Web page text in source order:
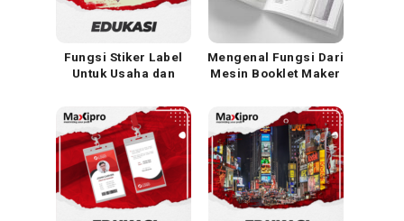
Fungsi Stiker Label
Untuk Usaha dan
Mengenal Fungsi Dari
Mesin Booklet Maker
Booklet Sebagai Media
Promosi